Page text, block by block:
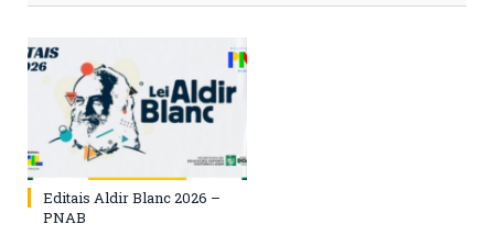
Editais Aldir Blanc 2026 –
PNAB